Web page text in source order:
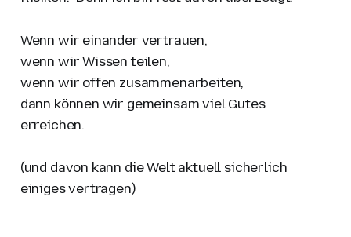
Wenn wir einander vertrauen,
wenn wir Wissen teilen,
wenn wir offen zusammenarbeiten,
dann können wir gemeinsam viel Gutes
erreichen.
(und davon kann die Welt aktuell sicherlich
einiges vertragen)